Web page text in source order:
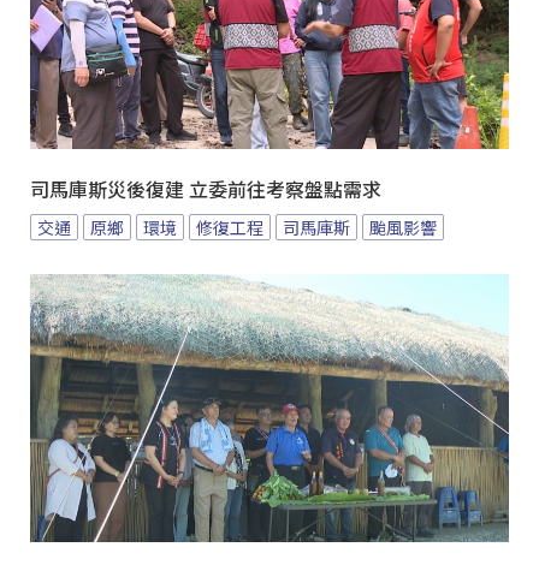
司馬庫斯災後復建 立委前往考察盤點需求
交通 原鄉 環境 修復工程 司馬庫斯 颱風影響